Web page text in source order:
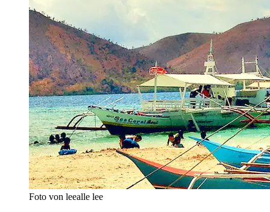
Foto von leealle lee